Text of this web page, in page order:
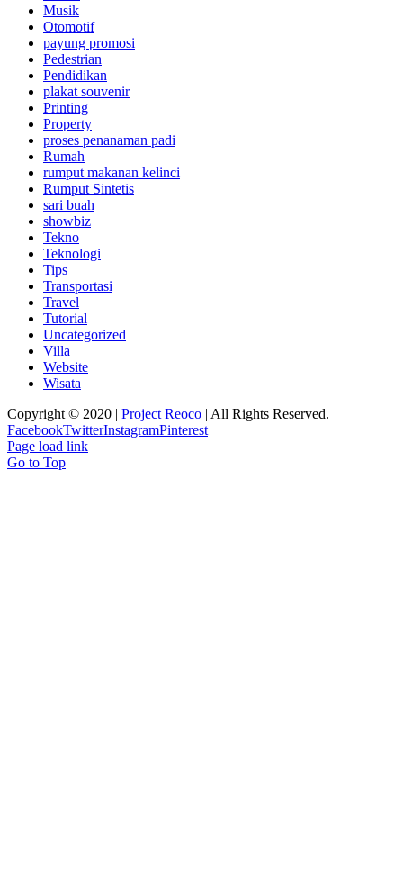
Musik
Otomotif
payung promosi
Pedestrian
Pendidikan
plakat souvenir
Printing
Property
proses penanaman padi
Rumah
rumput makanan kelinci
Rumput Sintetis
sari buah
showbiz
Tekno
Teknologi
Tips
Transportasi
Travel
Tutorial
Uncategorized
Villa
Website
Wisata
Copyright © 2020 | Project Reoco | All Rights Reserved.
FacebookTwitterInstagramPinterest
Page load link
Go to Top